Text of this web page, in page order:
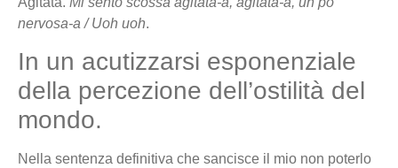
nervosa-a / Uoh uoh.
In un acutizzarsi esponenziale
della percezione dell’ostilità del
mondo.
Nella sentenza definitiva che sancisce il mio non poterlo